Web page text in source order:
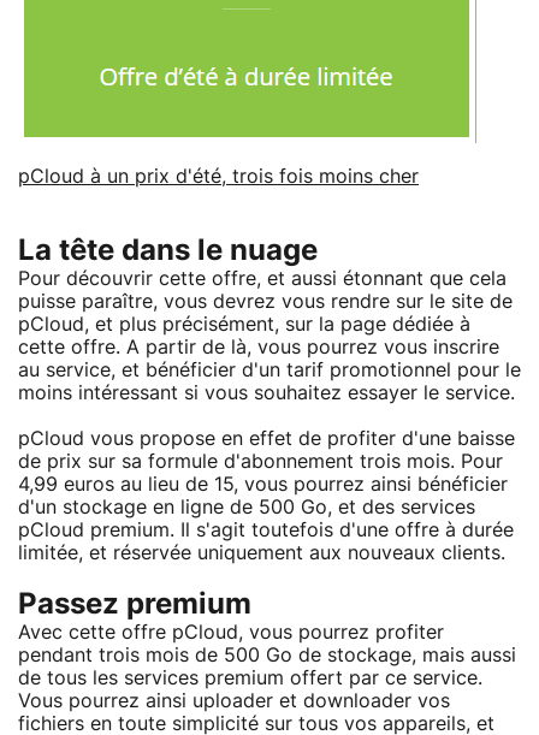
pCloud à un prix d'été, trois fois moins cher
La tête dans le nuage
Pour découvrir cette offre, et aussi étonnant que cela
puisse paraître, vous devrez vous rendre sur le site de
pCloud, et plus précisément, sur la page dédiée à
cette offre. A partir de là, vous pourrez vous inscrire
au service, et bénéficier d'un tarif promotionnel pour le
moins intéressant si vous souhaitez essayer le service.
pCloud vous propose en effet de profiter d'une baisse
de prix sur sa formule d'abonnement trois mois. Pour
4,99 euros au lieu de 15, vous pourrez ainsi bénéficier
d'un stockage en ligne de 500 Go, et des services
pCloud premium. Il s'agit toutefois d'une offre à durée
limitée, et réservée uniquement aux nouveaux clients.
Passez premium
Avec cette offre pCloud, vous pourrez profiter
pendant trois mois de 500 Go de stockage, mais aussi
de tous les services premium offert par ce service.
Vous pourrez ainsi uploader et downloader vos
fichiers en toute simplicité sur tous vos appareils, et